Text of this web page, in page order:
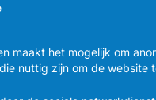
maakt het mogelijk om
nuttig zijn om de website